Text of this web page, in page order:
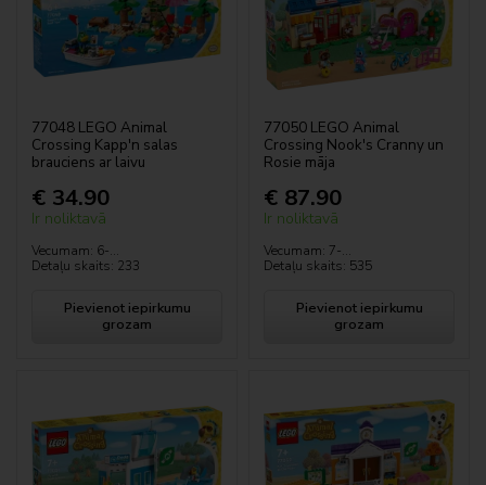
77048 LEGO Animal
Crossing Kapp'n salas
brauciens ar laivu
€ 34.90
Ir noliktavā
Vecumam: 6-...
Detaļu skaits: 233
Pievienot iepirkumu
grozam
77050 LEGO Animal
Crossing Nook's Cranny un
Rosie māja
€ 87.90
Ir noliktavā
Vecumam: 7-...
Detaļu skaits: 535
Pievienot iepirkumu
grozam
LEGO® Horizon Adventures™
Jurassic World™
LEGO Lord of the Rings
Minecraft™
minifigūras
Minions
LEGO® ONE PIECE
LEGO® Pokémon™